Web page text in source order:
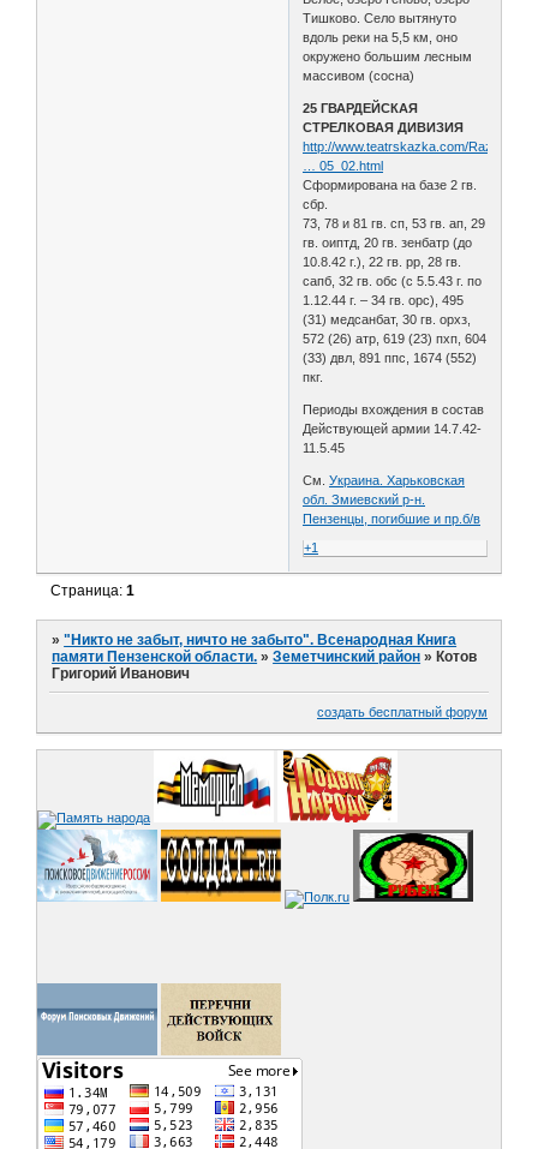
Тишково. Село вытянуто
вдоль реки на 5,5 км, оно
окружено большим лесным
массивом (сосна)
25 ГВАРДЕЙСКАЯ
СТРЕЛКОВАЯ ДИВИЗИЯ
http://www.teatrskazka.com/Raznoe/
… 05_02.html
Сформирована на базе 2 гв.
сбр.
73, 78 и 81 гв. сп, 53 гв. ап, 29
гв. оиптд, 20 гв. зенбатр (до
10.8.42 г.), 22 гв. рр, 28 гв.
сапб, 32 гв. обс (с 5.5.43 г. по
1.12.44 г. – 34 гв. орс), 495
(31) медсанбат, 30 гв. орхз,
572 (26) атр, 619 (23) пхп, 604
(33) двл, 891 ппс, 1674 (552)
пкг.
Периоды вхождения в состав
Действующей армии 14.7.42-
11.5.45
См.Украина. Харьковская
обл. Змиевский р-н.
Пензенцы, погибшие и пр.б/в
+1
Страница:1
»"Никто не забыт, ничто не забыто". Всенародная Книга
памяти Пензенской области. »Земетчинский район » Котов
Григорий Иванович
создать бесплатный форум